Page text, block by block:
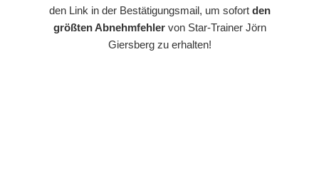
den Link in der Bestätigungsmail, um sofort den
größten Abnehmfehlervon Star-Trainer Jörn
Giersberg zu erhalten!